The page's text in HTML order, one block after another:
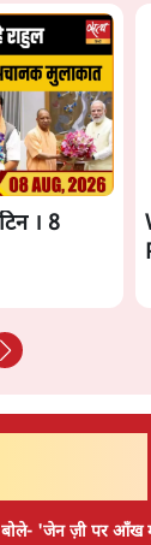
। 8
खबरें
'जेन ज़ी पर आँख